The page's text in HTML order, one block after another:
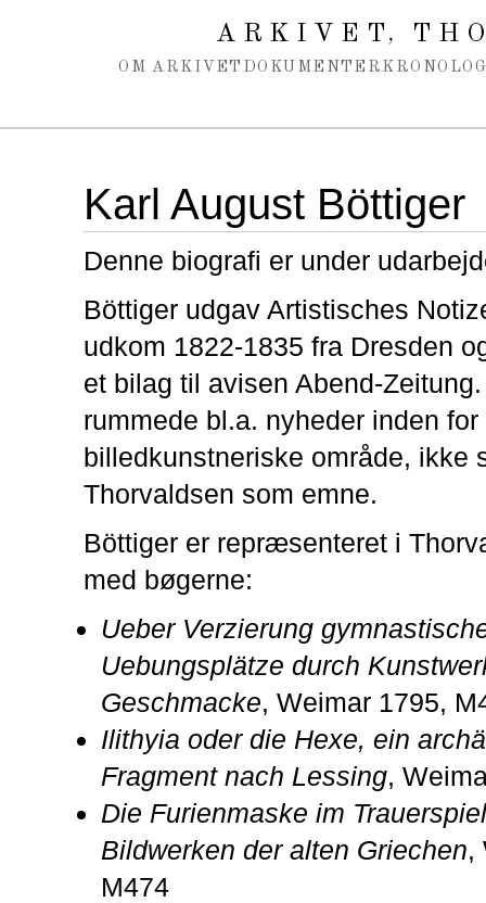
ARKIVET,
OM ARKIVET DOKUMENTER
Karl August Böttiger
Denne biografi er under
Böttiger udgav Artistisches
udkom 1822-1835 fra Dresden
et bilag til avisen Abend-
rummede bl.a. nyheder inden for
billedkunstneriske område, ikke
Thorvaldsen som emne.
Böttiger er repræsenteret i
med bøgerne:
Ueber Verzierung
Uebungsplätze durch
Geschmacke, Weimar 1795,
Ilithyia oder die Hexe, ein
Fragment nach Lessing,
Die Furienmaske im
Bildwerken der alten Griechen,
M474